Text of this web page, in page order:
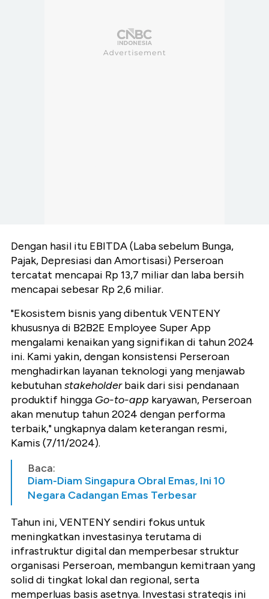
Dengan hasil itu EBITDA (Laba sebelum Bunga,
Pajak, Depresiasi dan Amortisasi) Perseroan
tercatat mencapai Rp 13,7 miliar dan laba bersih
mencapai sebesar Rp 2,6 miliar.
"Ekosistem bisnis yang dibentuk VENTENY
khususnya di B2B2E Employee Super App
mengalami kenaikan yang signifikan di tahun 2024
ini. Kami yakin, dengan konsistensi Perseroan
menghadirkan layanan teknologi yang menjawab
kebutuhanstakeholderbaik dari sisi pendanaan
produktif hingga Go-to-app karyawan, Perseroan
akan menutup tahun 2024 dengan performa
terbaik," ungkapnya dalam keterangan resmi,
Kamis (7/11/2024).
Baca:
Diam-Diam Singapura Obral Emas, Ini 10
Negara Cadangan Emas Terbesar
Tahun ini, VENTENY sendiri fokus untuk
meningkatkan investasinya terutama di
infrastruktur digital dan memperbesar struktur
organisasi Perseroan, membangun kemitraan yang
solid di tingkat lokal dan regional, serta
memperluas basis asetnya. Investasi strategis ini